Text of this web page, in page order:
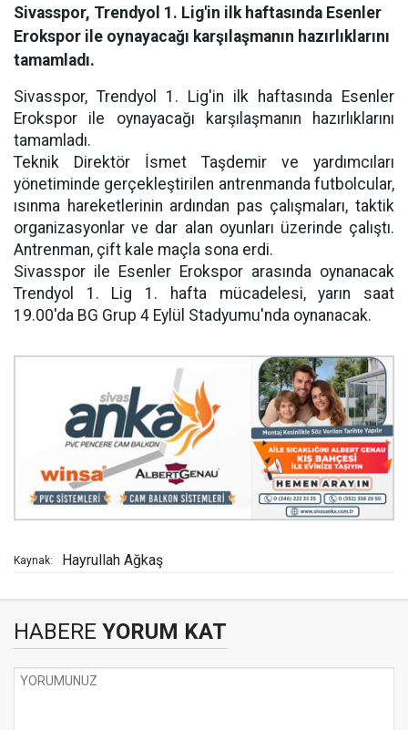
Sivasspor, Trendyol 1. Lig'in ilk haftasında Esenler
Erokspor ile oynayacağı karşılaşmanın hazırlıklarını
tamamladı.
Sivasspor, Trendyol 1. Lig'in ilk haftasında Esenler
Erokspor ile oynayacağı karşılaşmanın hazırlıklarını
tamamladı.
Teknik Direktör İsmet Taşdemir ve yardımcıları
yönetiminde gerçekleştirilen antrenmanda futbolcular,
ısınma hareketlerinin ardından pas çalışmaları, taktik
organizasyonlar ve dar alan oyunları üzerinde çalıştı.
Antrenman, çift kale maçla sona erdi.
Sivasspor ile Esenler Erokspor arasında oynanacak
Trendyol 1. Lig 1. hafta mücadelesi, yarın saat
19.00'da BG Grup 4 Eylül Stadyumu'nda oynanacak.
Kaynak: Hayrullah Ağkaş
HABERE YORUM KAT